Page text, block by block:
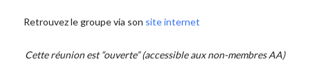
Retrouvez le groupe via son site internet
Cette réunion est “ouverte” (accessible aux non-membres AA)